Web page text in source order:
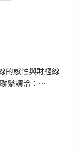
的感性與財經線
繫請洽：